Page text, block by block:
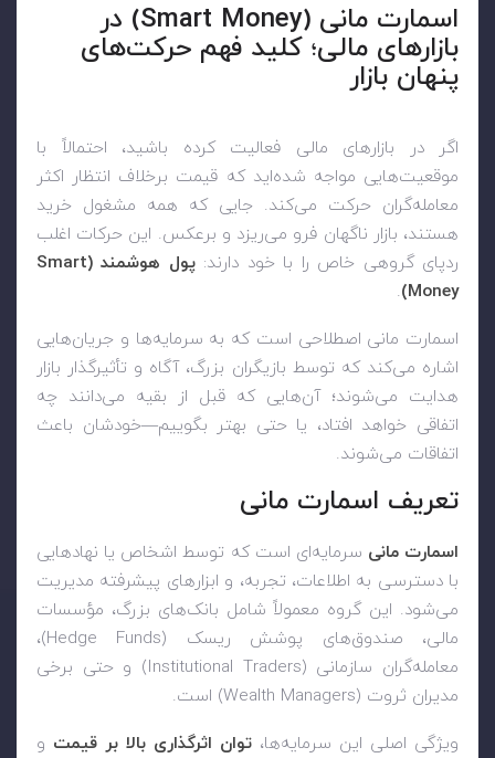
اسمارت مانی (Smart Money) در
بازارهای مالی؛ کلید فهم حرکت‌های
پنهان بازار
اگر در بازارهای مالی فعالیت کرده باشید، احتمالاً با
موقعیت‌هایی مواجه شده‌اید که قیمت برخلاف انتظار اکثر
معامله‌گران حرکت می‌کند. جایی که همه مشغول خرید
هستند، بازار ناگهان فرو می‌ریزد و برعکس. این حرکات اغلب
ردپای گروهی خاص را با خود دارند:
پول هوشمند (Smart
Money)
.
اسمارت مانی اصطلاحی است که به سرمایه‌ها و جریان‌هایی
اشاره می‌کند که توسط بازیگران بزرگ، آگاه و تأثیرگذار بازار
هدایت می‌شوند؛ آن‌هایی که قبل از بقیه می‌دانند چه
اتفاقی خواهد افتاد، یا حتی بهتر بگوییم—خودشان باعث
اتفاقات می‌شوند.
تعریف اسمارت مانی
اسمارت مانی سرمایه‌ای است که توسط اشخاص یا نهادهایی
با دسترسی به اطلاعات، تجربه، و ابزارهای پیشرفته مدیریت
می‌شود. این گروه معمولاً شامل بانک‌های بزرگ، مؤسسات
مالی، صندوق‌های پوشش ریسک (Hedge Funds)،
معامله‌گران سازمانی (Institutional Traders) و حتی برخی
مدیران ثروت (Wealth Managers) است.
ویژگی اصلی این سرمایه‌ها، توان اثرگذاری بالا بر قیمت و